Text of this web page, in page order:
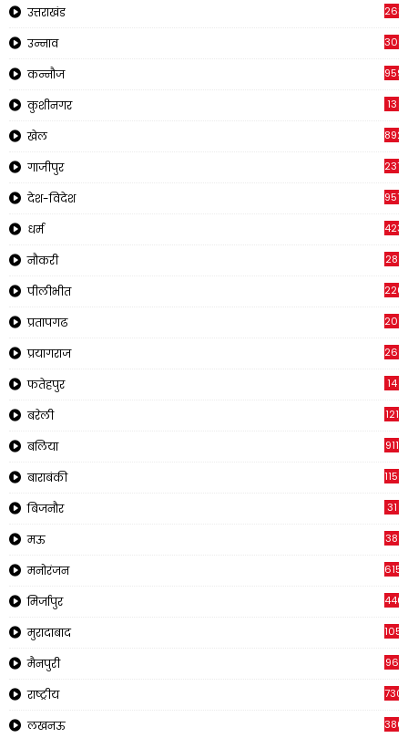
उत्तराखंड
उन्नाव 308
कन्नौज 959
कुशीनगर 13
खेल 892
गाजीपुर 237
देश-विदेश 957
धर्म 423
नौकरी 28
पीलीभीत
प्रतापगढ 2011
प्रयागराज 269
फतेहपुर 14
बरेली 121
बलिया 911
बाराबंकी 1150
बिजनौर 31
मऊ 38
मनोरंजन 615
मिर्जापुर 440
मुरादाबाद 1056
मैनपुरी 96
राष्ट्रीय
लखनऊ